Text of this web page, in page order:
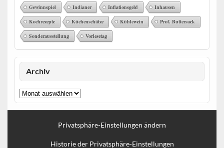
Gewinnspiel Indianer Inflationsgeld Inhausen
Kochrezepte Küchenschätze Kühlewein Prof. Buttersack
Sonderausstellung Vorlesetag
Archiv
Archiv
Privatsphäre-Einstellungen ändern
Historie der Privatsphäre-Einstellungen